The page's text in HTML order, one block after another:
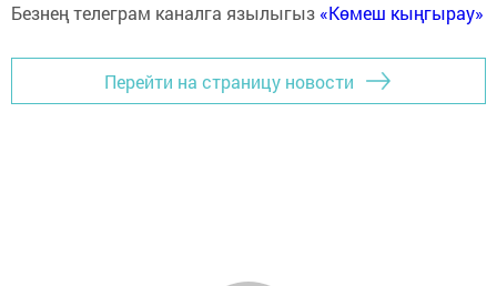
Безнең телеграм каналга язылыгыз «Көмеш кыңгырау»
Перейти на страницу новости